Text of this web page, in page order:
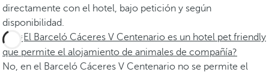
directamente con el hotel, bajo petición y según
disponibilidad.
¿El Barceló Cáceres V Centenario es un hotel pet friendly
que permite el alojamiento de animales de compañía?
No, en el Barceló Cáceres V Centenario no se permite el